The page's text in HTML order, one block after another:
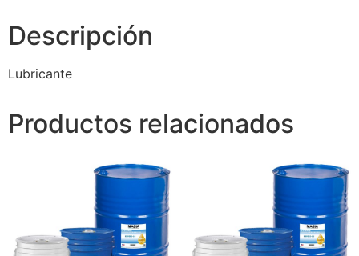
Descripción
Lubricante
Productos relacionados